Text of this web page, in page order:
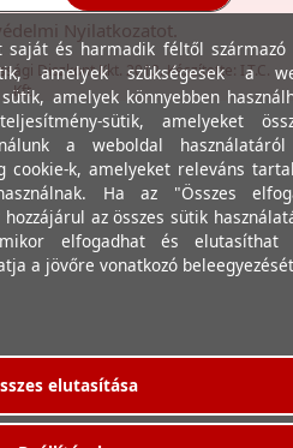
Nyilatkozatot.
Diszkont Kkt. 2012. Készítette: I.T.C.
Kft.
saját és harmadik féltől származó
amelyek szükségesek a
amelyek könnyebben
sütik, amelyeket
a weboldal
cookie-k, amelyeket releváns
Ha az "Összes
az összes sütik
elfogadhat és elutasíthat
a jövőre vonatkozó
elutasítása